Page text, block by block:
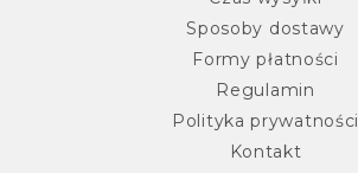
Sposoby dostawy
Formy płatności
Regulamin
Polityka prywatności
Kontakt